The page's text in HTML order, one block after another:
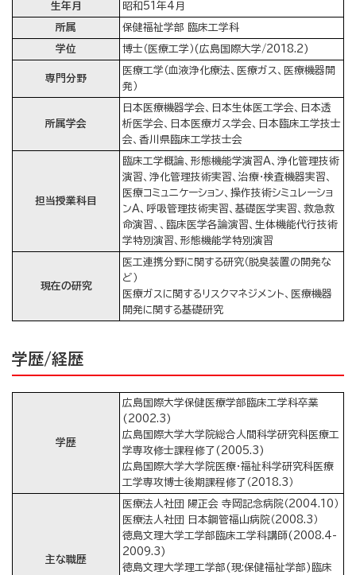
生年月 昭和51年4月
所属 保健福祉学部 臨床工学科
学位 博士（医療工学）(広島国際大学/2018.2)
専門分野
医療工学（血液浄化療法、医療ガス、医療機器開
発）
所属学会
日本医療機器学会、日本生体医工学会、日本透
析医学会、日本医療ガス学会、日本臨床工学技士
会、香川県臨床工学技士会
担当授業科目
臨床工学概論、形態機能学演習A、浄化管理技術
演習、浄化管理技術実習、治療・検査機器実習、
医療コミュニケーション、操作技術シミュレーショ
ンA、呼吸管理技術実習、基礎医学実習、救急救
命演習、、臨床医学各論演習、生体機能代行技術
学特別演習、形態機能学特別演習
現在の研究
医工連携分野に関する研究（脱臭装置の開発な
ど）
医療ガスに関するリスクマネジメント、医療機器
開発に関する基礎研究
学歴/経歴
学歴
広島国際大学保健医療学部臨床工学科卒業
(2002.3)
広島国際大学大学院総合人間科学研究科医療工
学専攻修士課程修了(2005.3)
広島国際大学大学院医療・福祉科学研究科医療
工学専攻博士後期課程修了（2018.3）
主な職歴
医療法人社団 陽正会 寺岡記念病院（2004.10）
医療法人社団 日本鋼管福山病院（2008.3）
徳島文理大学工学部臨床工学科講師(2008.4-
2009.3)
徳島文理大学理工学部(現:保健福祉学部)臨床